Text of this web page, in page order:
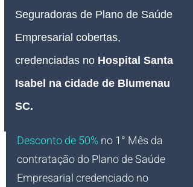
Seguradoras de Plano de Saúde
Empresarial cobertas,
credenciadas no Hospital Santa
Isabel na cidade de Blumenau
SC.
Desconto de 50%no 1° Mês da
contratação do Plano de Saúde
Empresarial credenciado no